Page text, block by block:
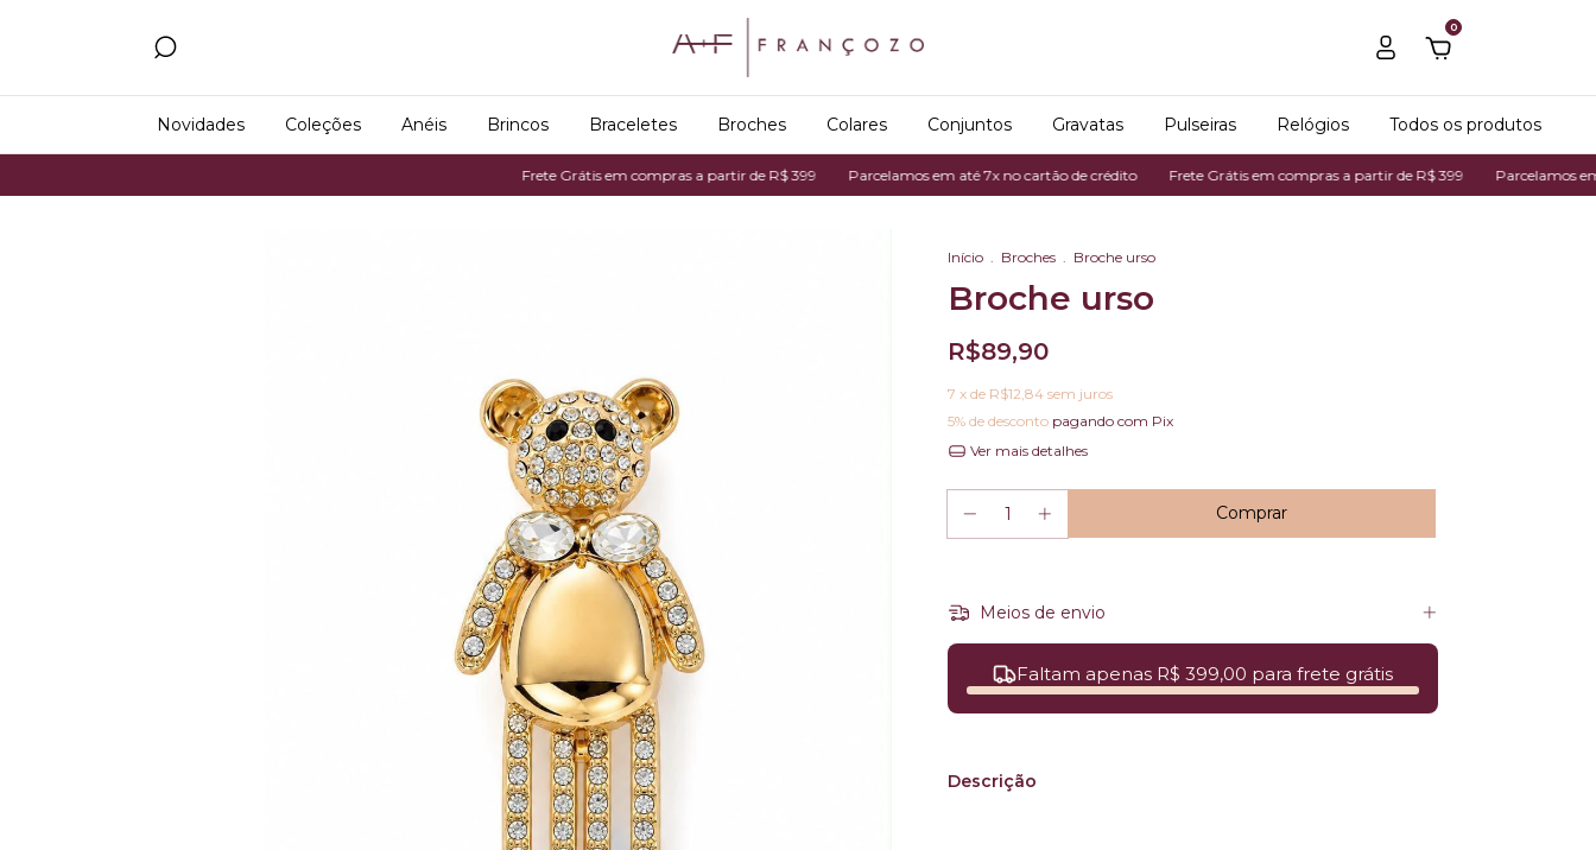
0
Novidades Coleções Anéis Brincos Braceletes Broches Colares Conjuntos Gravatas Pulseiras Relógios Todos os produtos
Frete Grátis em compras a partir de R$ 399 Parcelamos em até 7x no cartão de crédito Frete Grátis em compras a partir de R$ 399 Parcelamos em até
Início . Broches . Broche urso
Broche urso
R$89,90
7 x de R$12,84 sem juros
5% de desconto pagando com Pix
Ver mais detalhes
Meios de envio
Faltam apenas R$ 399,00 para frete grátis
Descrição